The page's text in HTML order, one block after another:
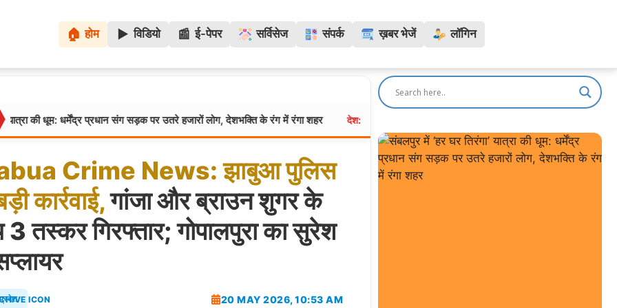
🏠 होम ▶️ विडियो 📰 ई-पेपर सर्विसेज संपर्क ख़बर भेजें लॉगिन
धर्मेंद्र प्रधान संग सड़क पर उतरे हजारों लोग, देशभक्ति के रंग में रंगा शहर देश: PM मोदी ने की CWG 2026 पदक विजेताओं की अगवानी: 7 LKM में खिलाड़ियों से
Crime News: झाबुआपुलिस
कार्रवाई,गांजा और ब्राउन शुगर के
3 तस्कर गिरफ्तार; गोपालपुरा का सुरेश
20 MAY 2026, 10:53 AM